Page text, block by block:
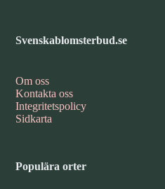
Svenskablomsterbud.se
Om oss
Kontakta oss
Integritetspolicy
Sidkarta
Populära orter